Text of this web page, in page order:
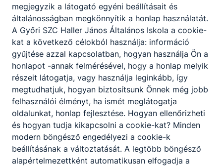
teljes pályázati anyagának
sokszorosításához, harmadik személlyel
történő közléséhez
Betölthetőség
időpontja
folyamatosan
Jelentkezési
határidő
az állás betöltéséig folyamatos
Jelentkezés
módja
- Elektronikus úton Harangozóné
Kovács Edina igazgató részére
ahkovacsedina@halleriskola.hue-mail címen
keresztül
- Postai úton a Győri SZC Haller János
Általános Iskola címére történő
megjegyzik a látogató egyéni beállításait és
általánosságban megkönnyítik a honlap használatát.
A Győri SZC Haller János Általános Iskola a cookie-
kat a következő célokból használja: információ
gyűjtése azzal kapcsolatban, hogyan használja Ön a
honlapot -annak felmérésével, hogy a honlap melyik
részeit látogatja, vagy használja leginkább, így
megtudhatjuk, hogyan biztosítsunk Önnek még jobb
felhasználói élményt, ha ismét meglátogatja
oldalunkat, honlap fejlesztése. Hogyan ellenőrizheti
és hogyan tudja kikapcsolni a cookie-kat? Minden
modern böngésző engedélyezi a cookie-k
beállításának a változtatását. A legtöbb böngésző
alapértelmezettként automatikusan elfogadja a